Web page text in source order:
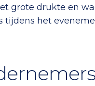
grote drukte en
tijdens het